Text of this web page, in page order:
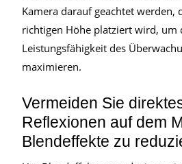
Kamera darauf geachtet werden,
richtigen Höhe platziert wird, um
Leistungsfähigkeit des
maximieren.
Vermeiden Sie
Reflexionen auf dem
Blendeffekte zu